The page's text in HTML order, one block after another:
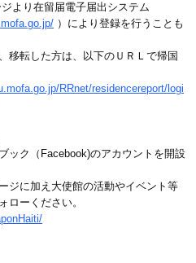
より在留届電子届出システム
）により登録を行うことも
移転した方は、以下のＵＲＬで帰国
RRnet/residencereport/logi
ック（Facebook)のアカウントを開設
ジに加え大使館の活動やイベント等
ローください。